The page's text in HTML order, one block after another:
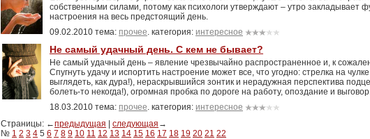
собственными силами, потому как психологи утверждают – утро закладывает
настроения на весь предстоящий день.
09.02.2010 тема: прочее. категория: интересное
Не самый удачный день. С кем не бывает?
Не самый удачный день – явление чрезвычайно распространенное и, к
Спугнуть удачу и испортить настроение может все, что угодно: стрелка на
выглядеть, как дура!), нераскрывшийся зонтик и нерадужная перспектива
болеть-то некогда!), огромная пробка по дороге на работу, опоздание и
18.03.2010 тема: прочее. категория: интересное
Страницы: ←предыдущая следующая →
№ 1 2 3 4 5 6 7 8 9 10 11 12 13 14 15 16 17 18 19 20 21 22